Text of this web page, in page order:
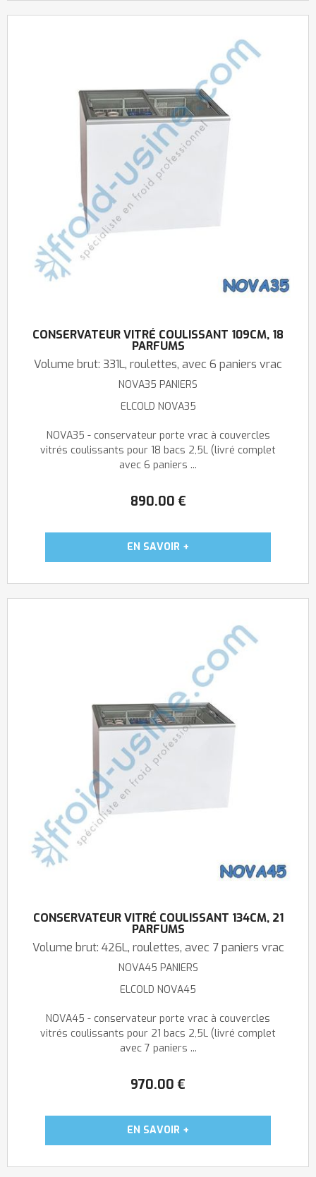
CONSERVATEUR VITRÉ COULISSANT 109CM, 18
PARFUMS
Volume brut: 331L, roulettes, avec 6 paniers vrac
NOVA35 PANIERS
ELCOLD NOVA35
890.00 €
NOVA35 - conservateur porte vrac à couvercles
vitrés coulissants pour 18 bacs 2,5L (livré complet
avec 6 paniers ...
CONSERVATEUR VITRÉ COULISSANT 134CM, 21
PARFUMS
Volume brut: 426L, roulettes, avec 7 paniers vrac
NOVA45 PANIERS
ELCOLD NOVA45
970.00 €
NOVA45 - conservateur porte vrac à couvercles
vitrés coulissants pour 21 bacs 2,5L (livré complet
avec 7 paniers ...